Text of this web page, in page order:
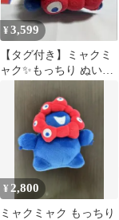
¥3,599
【タグ付き】ミャクミ
ャク✨️もっちり ぬいぐ
¥2,800
ミャクミャク もっちり